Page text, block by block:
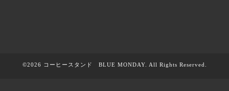
©2026 コーヒースタンド BLUE MONDAY. All Rights Reserved.